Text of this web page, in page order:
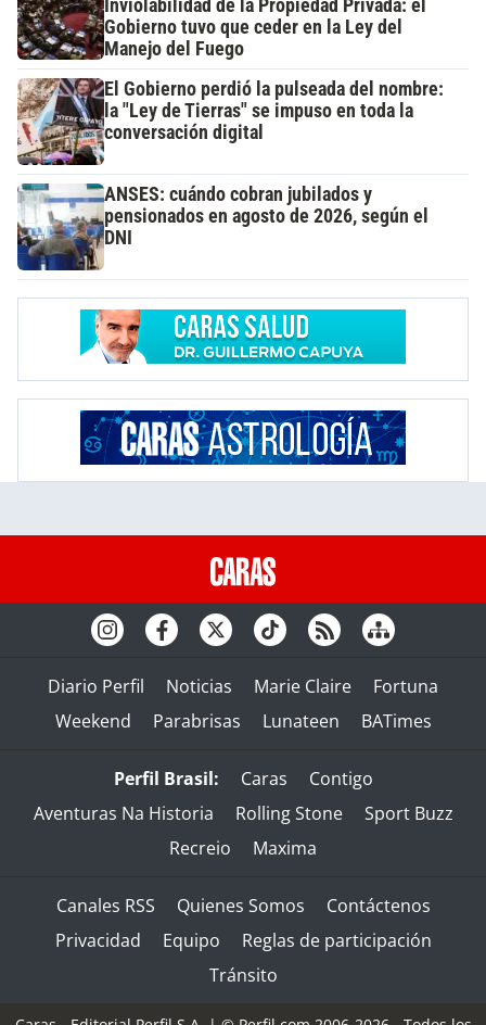
Inviolabilidad de la Propiedad Privada: el
Gobierno tuvo que ceder en la Ley del
Manejo del Fuego
El Gobierno perdió la pulseada del nombre:
la "Ley de Tierras" se impuso en toda la
conversación digital
ANSES: cuándo cobran jubilados y
pensionados en agosto de 2026, según el
DNI
Diario Perfil Noticias Marie Claire
Fortuna
Weekend
Parabrisas Lunateen BATimes
Perfil Brasil: Caras
Contigo
Aventuras Na Historia
Rolling Stone
Sport Buzz
Recreio
Maxima
Canales RSS Quienes Somos
Contáctenos
Privacidad
Equipo
Reglas de participación
Tránsito